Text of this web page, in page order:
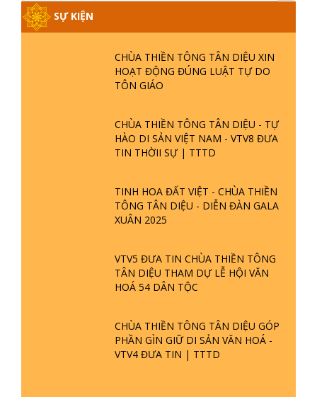
SỰ KIỆN
CHÙA THIỀN TÔNG TÂN DIỆU XIN
HOẠT ĐỘNG ĐÚNG LUẬT TỰ DO
TÔN GIÁO
CHÙA THIỀN TÔNG TÂN DIỆU - TỰ
HÀO DI SẢN VIỆT NAM - VTV8 ĐƯA
TIN THỜII SỰ | TTTD
TINH HOA ĐẤT VIỆT - CHÙA THIỀN
TÔNG TÂN DIỆU - DIỄN ĐÀN GALA
XUÂN 2025
VTV5 ĐƯA TIN CHÙA THIỀN TÔNG
TÂN DIỆU THAM DỰ LỄ HỘI VĂN
HOÁ 54 DÂN TỘC
CHÙA THIỀN TÔNG TÂN DIỆU GÓP
PHẦN GÌN GIỮ DI SẢN VĂN HOÁ -
VTV4 ĐƯA TIN | TTTD